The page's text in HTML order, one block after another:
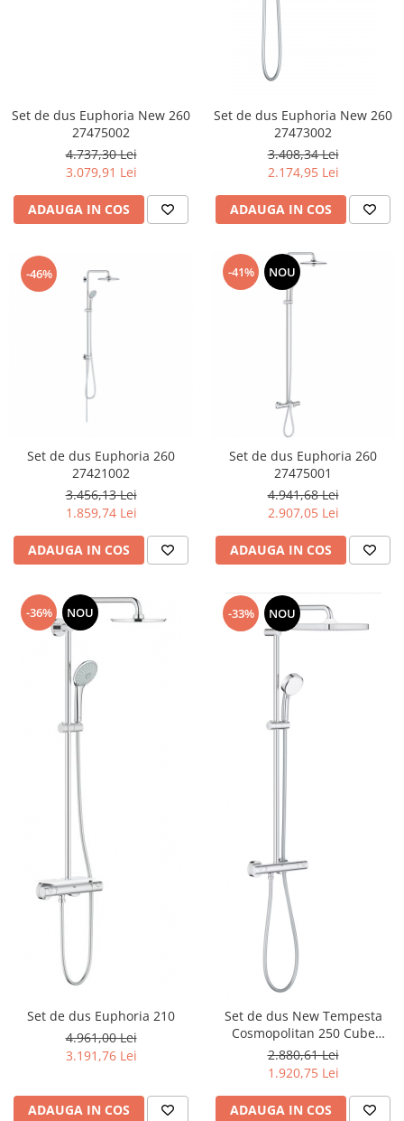
Set de dus Euphoria New 260
27475002
4.737,30 Lei
3.079,91 Lei
ADAUGA IN COS
Set de dus Euphoria New 260
27473002
3.408,34 Lei
2.174,95 Lei
ADAUGA IN COS
-46%
Set de dus Euphoria 260
27421002
3.456,13 Lei
1.859,74 Lei
ADAUGA IN COS
-41% NOU
Set de dus Euphoria 260
27475001
4.941,68 Lei
2.907,05 Lei
ADAUGA IN COS
-36% NOU
Set de dus Euphoria 210
4.961,00 Lei
3.191,76 Lei
ADAUGA IN COS
-33% NOU
Set de dus New Tempesta
Cosmopolitan 250 Cube
26689000
2.880,61 Lei
1.920,75 Lei
ADAUGA IN COS